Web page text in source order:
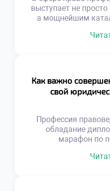
выступает не
а мощнейшим
перспективным
деталям,
выстраивания
связей. Чтобы
Как важно
свой
Профессия
обладание
марафон по
глубин